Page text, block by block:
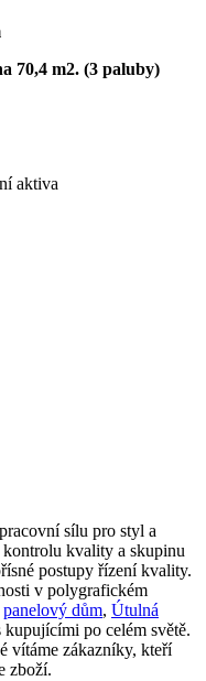
70,4 m2. (3 paluby)
aktiva
sílu pro styl a
kvality a skupinu
postupy řízení kvality.
v polygrafickém
panelový dům, Útulná
kupujícími po celém světě.
vítáme zákazníky, kteří
zboží.